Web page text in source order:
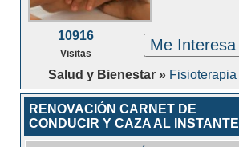
10916
Visitas Me Interesa
Salud y Bienestar » Fisioterapia
RENOVACIÓN CARNET DE
CONDUCIR Y CAZA AL INSTANTE